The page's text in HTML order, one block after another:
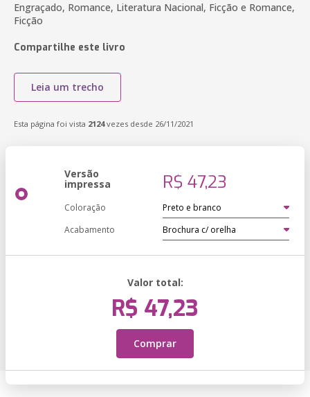
Engraçado, Romance, Literatura Nacional, Ficção e Romance,
Ficção
Compartilhe este livro
Leia um trecho
Esta página foi vista 2124vezes desde 26/11/2021
Versão
impressa R$ 47,23
Coloração
Acabamento
Valor total:
R$ 47,23
Comprar